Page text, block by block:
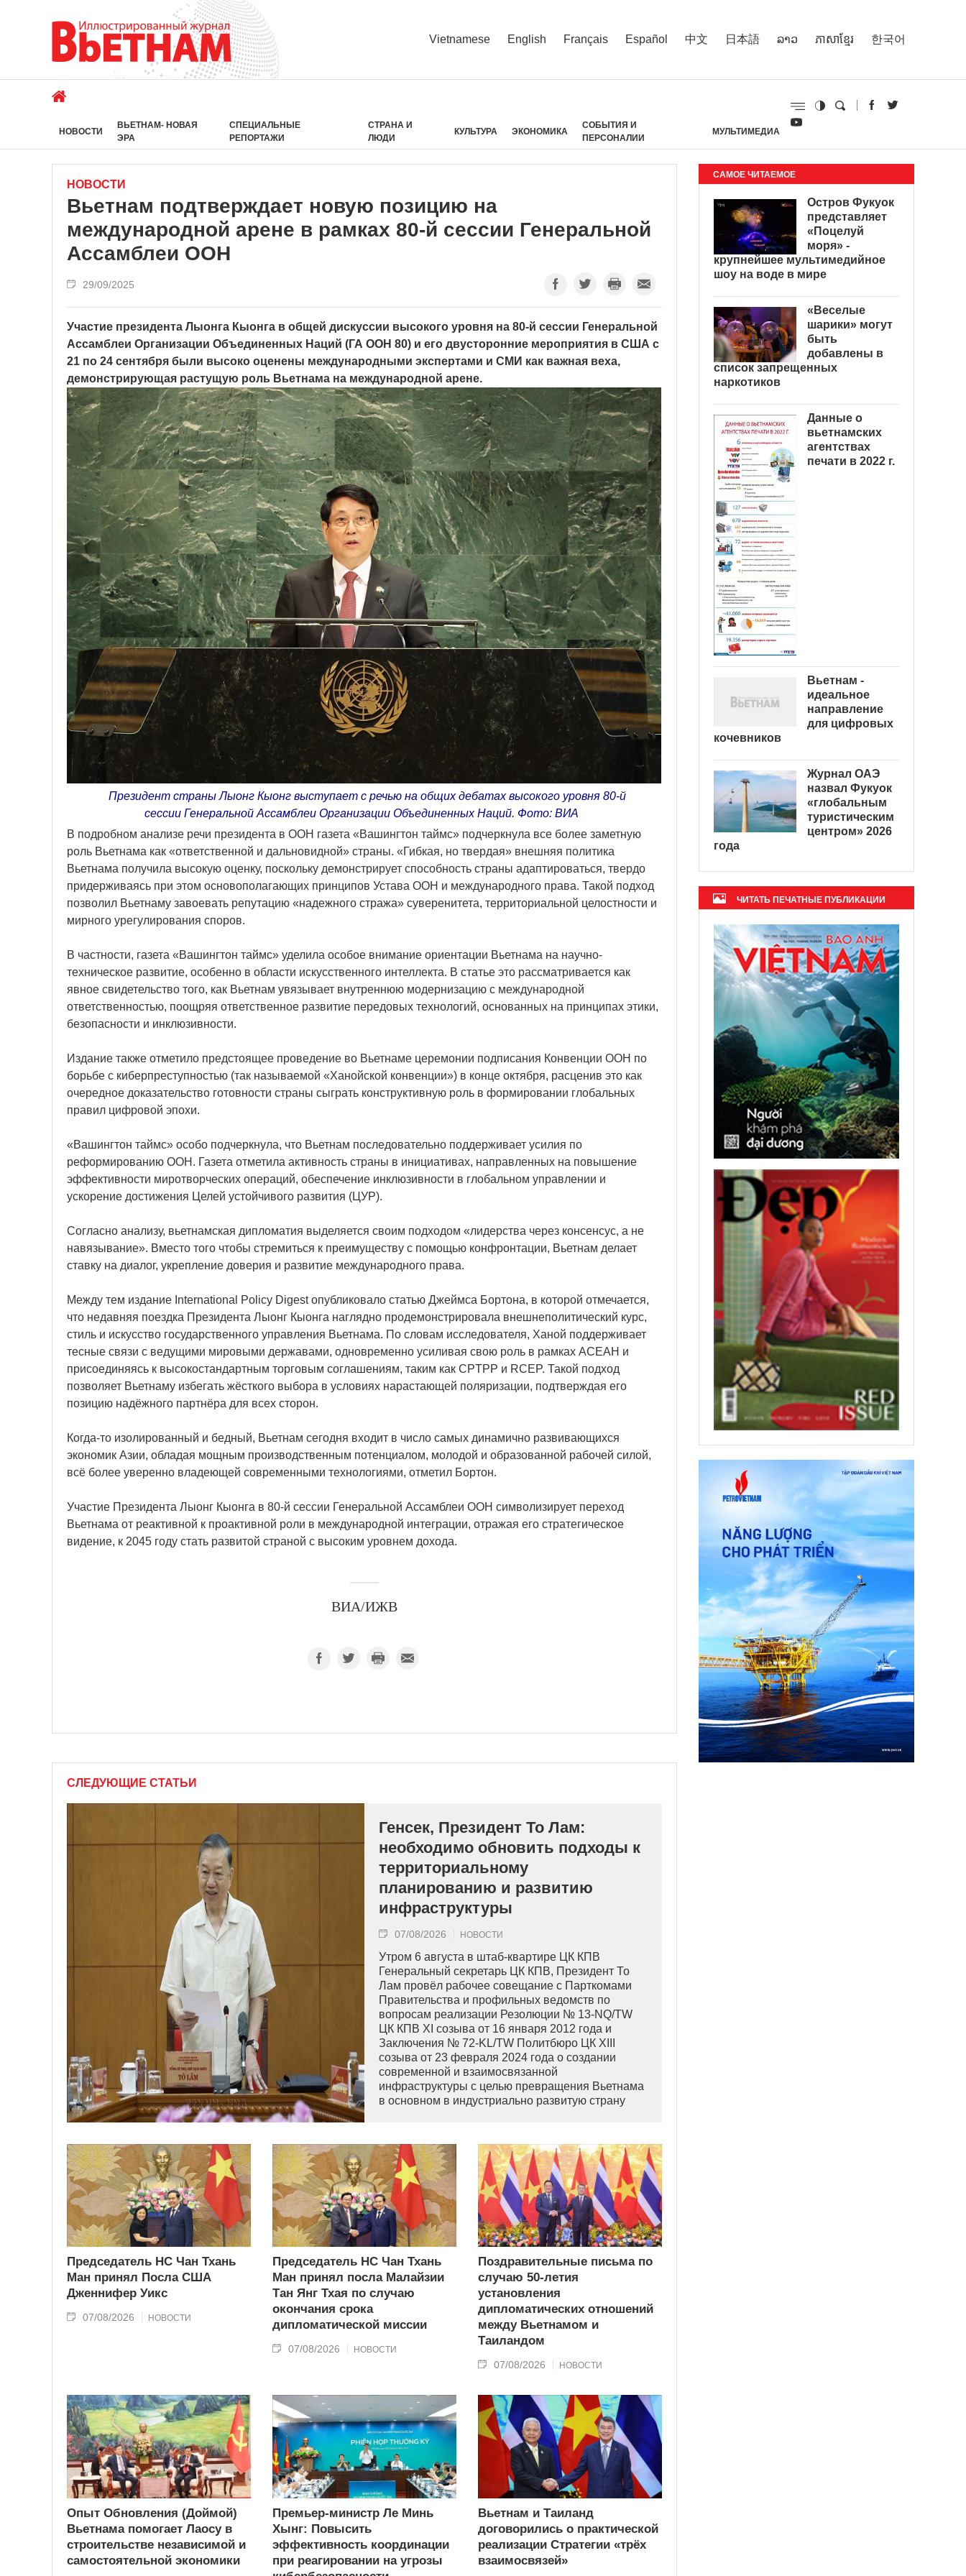
Vietnamese English Français Español 中文 日本語 ລາວ ភាសាខ្មែរ 한국어
НОВОСТИ
ВЬЕТНАМ- НОВАЯ
ЭРА
СПЕЦИАЛЬНЫЕ
РЕПОРТАЖИ
СТРАНА И
ЛЮДИ
КУЛЬТУРА ЭКОНОМИКА
СОБЫТИЯ И
ПЕРСОНАЛИИ
МУЛЬТИМЕДИА
НОВОСТИ
Вьетнам подтверждает новую позицию на
международной арене в рамках 80-й сессии Генеральной
Ассамблеи ООН
29/09/2025
Участие президента Лыонга Кыонга в общей дискуссии высокого уровня на 80-й сессии Генеральной
Ассамблеи Организации Объединенных Наций (ГА ООН 80) и его двусторонние мероприятия в США с
21 по 24 сентября были высоко оценены международными экспертами и СМИ как важная веха,
демонстрирующая растущую роль Вьетнама на международной арене.
Президент страны Лыонг Кыонг выступает с речью на общих дебатах высокого уровня 80-й
сессии Генеральной Ассамблеи Организации Объединенных Наций. Фото: ВИA
В подробном анализе речи президента в ООН газета «Вашингтон таймс» подчеркнула все более заметную
роль Вьетнама как «ответственной и дальновидной» страны. «Гибкая, но твердая» внешняя политика
Вьетнама получила высокую оценку, поскольку демонстрирует способность страны адаптироваться, твердо
придерживаясь при этом основополагающих принципов Устава ООН и международного права. Такой подход
позволил Вьетнаму завоевать репутацию «надежного стража» суверенитета, территориальной целостности и
мирного урегулирования споров.
В частности, газета «Вашингтон таймс» уделила особое внимание ориентации Вьетнама на научно-
техническое развитие, особенно в области искусственного интеллекта. В статье это рассматривается как
явное свидетельство того, как Вьетнам увязывает внутреннюю модернизацию с международной
ответственностью, поощряя ответственное развитие передовых технологий, основанных на принципах этики,
безопасности и инклюзивности.
Издание также отметило предстоящее проведение во Вьетнаме церемонии подписания Конвенции ООН по
борьбе с киберпреступностью (так называемой «Ханойской конвенции») в конце октября, расценив это как
очередное доказательство готовности страны сыграть конструктивную роль в формировании глобальных
правил цифровой эпохи.
«Вашингтон таймс» особо подчеркнула, что Вьетнам последовательно поддерживает усилия по
реформированию ООН. Газета отметила активность страны в инициативах, направленных на повышение
эффективности миротворческих операций, обеспечение инклюзивности в глобальном управлении и
ускорение достижения Целей устойчивого развития (ЦУР).
Согласно анализу, вьетнамская дипломатия выделяется своим подходом «лидерства через консенсус, а не
навязывание». Вместо того чтобы стремиться к преимуществу с помощью конфронтации, Вьетнам делает
ставку на диалог, укрепление доверия и развитие международного права.
Между тем издание International Policy Digest опубликовало статью Джеймса Бортона, в которой отмечается,
что недавняя поездка Президента Лыонг Кыонга наглядно продемонстрировала внешнеполитический курс,
стиль и искусство государственного управления Вьетнама. По словам исследователя, Ханой поддерживает
тесные связи с ведущими мировыми державами, одновременно усиливая свою роль в рамках АСЕАН и
присоединяясь к высокостандартным торговым соглашениям, таким как CPTPP и RCEP. Такой подход
позволяет Вьетнаму избегать жёсткого выбора в условиях нарастающей поляризации, подтверждая его
позицию надёжного партнёра для всех сторон.
Когда-то изолированный и бедный, Вьетнам сегодня входит в число самых динамично развивающихся
экономик Азии, обладая мощным производственным потенциалом, молодой и образованной рабочей силой,
всё более уверенно владеющей современными технологиями, отметил Бортон.
Участие Президента Лыонг Кыонга в 80-й сессии Генеральной Ассамблеи ООН символизирует переход
Вьетнама от реактивной к проактивной роли в международной интеграции, отражая его стратегическое
видение, к 2045 году стать развитой страной с высоким уровнем дохода.
ВИА/ИЖВ
СЛЕДУЮЩИЕ СТАТЬИ
Генсек, Президент То Лам:
необходимо обновить подходы к
территориальному
планированию и развитию
инфраструктуры
07/08/2026 НОВОСТИ
Утром 6 августа в штаб-квартире ЦК КПВ
Генеральный секретарь ЦК КПВ, Президент То
Лам провёл рабочее совещание с Парткомами
Правительства и профильных ведомств по
вопросам реализации Резолюции № 13-NQ/TW
ЦК КПВ XI созыва от 16 января 2012 года и
Заключения № 72-KL/TW Политбюро ЦК XIII
созыва от 23 февраля 2024 года о создании
современной и взаимосвязанной
инфраструктуры с целью превращения Вьетнама
в основном в индустриально развитую страну
Председатель НС Чан Тхань
Ман принял Посла США
Дженнифер Уикс
07/08/2026 НОВОСТИ
Председатель НС Чан Тхань
Ман принял посла Малайзии
Тан Янг Тхая по случаю
окончания срока
дипломатической миссии
07/08/2026 НОВОСТИ
Поздравительные письма по
случаю 50-летия
установления
дипломатических отношений
между Вьетнамом и
Таиландом
07/08/2026 НОВОСТИ
Опыт Обновления (Доймой)
Вьетнама помогает Лаосу в
строительстве независимой и
самостоятельной экономики
Премьер-министр Ле Минь
Хынг: Повысить
эффективность координации
при реагировании на угрозы
Вьетнам и Таиланд
договорились о практической
реализации Стратегии «трёх
взаимосвязей»
САМОЕ ЧИТАЕМОЕ
Остров Фукуок
представляет
«Поцелуй
моря» -
крупнейшее мультимедийное
шоу на воде в мире
«Веселые
шарики» могут
быть
добавлены в
список запрещенных
наркотиков
Данные о
вьетнамских
агентствах
печати в 2022 г.
Вьетнам -
идеальное
направление
для цифровых
кочевников
Журнал ОАЭ
назвал Фукуок
«глобальным
туристическим
центром» 2026
года
ЧИТАТЬ ПЕЧАТНЫЕ ПУБЛИКАЦИИ